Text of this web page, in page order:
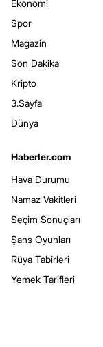
Ekonomi
Spor
Magazin
Son Dakika
Kripto
3.Sayfa
Dünya
Haberler.com
Hava Durumu
Namaz Vakitleri
Seçim Sonuçları
Şans Oyunları
Rüya Tabirleri
Yemek Tarifleri